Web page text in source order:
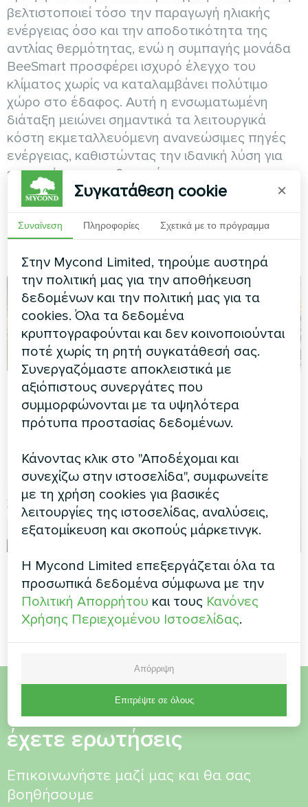
βελτιστοποιεί τόσο την παραγωγή ηλιακής
ενέργειας όσο και την αποδοτικότητα της
αντλίας θερμότητας, ενώ η συμπαγής μονάδα
BeeSmart προσφέρει ισχυρό έλεγχο του
κλίματος χωρίς να καταλαμβάνει πολύτιμο
χώρο στο έδαφος. Αυτή η ενσωματωμένη
διάταξη μειώνει σημαντικά τα λειτουργικά
κόστη εκμεταλλευόμενη ανανεώσιμες πηγές
ενέργειας, καθιστώντας την ιδανική λύση για
επιχειρήσεις που δεσμεύονται στη
βιωσιμότητα και τις μακροχρόνιες
εξοικονομήσεις ενέργειας.
Ιδιωτική κατοικία
Οικιακός αφυγραντήρας
αέρα σειράς Yugo Smart
Κομμωτήριο γάμου
Αντλία θερμότητας Split
σειρά Hevi
Γραφείο
Αντλία θερμότητας Split
σειρά Artic Home Smart
Ιδιωτική κατοικία
Αντλία θερμότητας Mycond
BeeThermic MHCM 10 SU1A
Θέλετε να αγοράσετε ή
έχετε ερωτήσεις
Επικοινωνήστε μαζί μας και θα σας
βοηθήσουμε
Συγκατάθεση cookie ×
Συναίνεση Πληροφορίες Σχετικά με το πρόγραμμα
Στην Mycond Limited, τηρούμε αυστηρά
την πολιτική μας για την αποθήκευση
δεδομένων και την πολιτική μας για τα
cookies. Όλα τα δεδομένα
κρυπτογραφούνται και δεν κοινοποιούνται
ποτέ χωρίς τη ρητή συγκατάθεσή σας.
Συνεργαζόμαστε αποκλειστικά με
αξιόπιστους συνεργάτες που
συμμορφώνονται με τα υψηλότερα
πρότυπα προστασίας δεδομένων.
Κάνοντας κλικ στο "Αποδέχομαι και
συνεχίζω στην ιστοσελίδα", συμφωνείτε
με τη χρήση cookies για βασικές
λειτουργίες της ιστοσελίδας, αναλύσεις,
εξατομίκευση και σκοπούς μάρκετινγκ.
Η Mycond Limited επεξεργάζεται όλα τα
προσωπικά δεδομένα σύμφωνα με την
Πολιτική Απορρήτου και τους Κανόνες
Χρήσης Περιεχομένου Ιστοσελίδας.
Απόρριψη
Επιτρέψτε σε όλους